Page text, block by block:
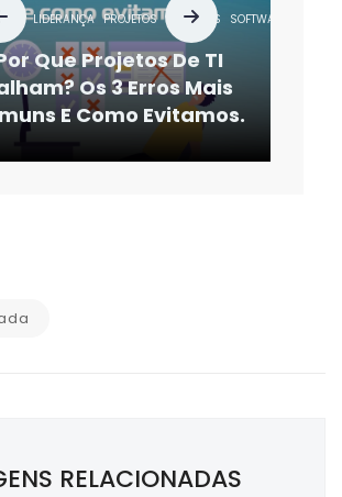
LIDERANÇA PROJETOS SERVIÇOS SOFTWARE
Que Projetos De TI
Os 3 Erros Mais
E Como Evitamos.
RELACIONADAS